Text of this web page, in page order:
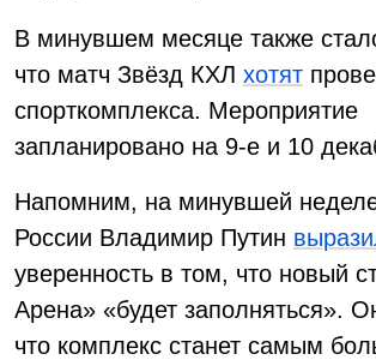
В минувшем месяце также
что матч Звёзд КХЛ хотят
спорткомплекса. Мероприятие
запланировано на 9-е и 10
Напомним, на минувшей
России Владимир Путин
уверенность в том, что новый
Арена» «будет заполняться».
что комплекс станет самым